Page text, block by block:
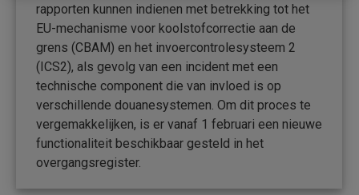
rapporten kunnen indienen met betrekking tot het
EU-mechanisme voor koolstofcorrectie aan de
grens (CBAM) en het invoercontrolesysteem 2
(ICS2), als gevolg van een incident met een
technische component die van invloed is op
verschillende douanesystemen. Om dit proces te
vergemakkelijken, is er vanaf 1 februari een nieuwe
functionaliteit beschikbaar gesteld in het
overgangsregister.